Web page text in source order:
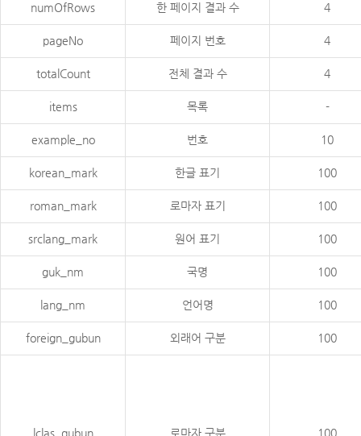
numOfRows 한 페이지 결과 수 4
pageNo 페이지 번호 4
totalCount 전체 결과 수 4
items 목록 -
example_no 번호 10
korean_mark 한글 표기 100
roman_mark 로마자 표기 100
srclang_mark 원어 표기 100
guk_nm 국명 100
lang_nm 언어명 100
foreign_gubun 외래어 구분 100
lclas_gubun 로마자 구분 100